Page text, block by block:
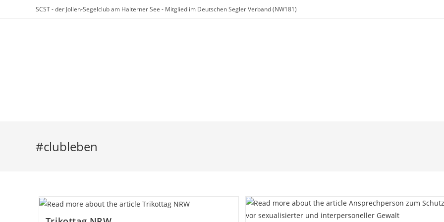
SCST - der Jollen-Segelclub am Halterner See - Mitglied im Deutschen Segler Verband (NW181)
#clubleben